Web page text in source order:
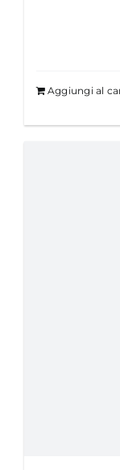
Aggiungi al